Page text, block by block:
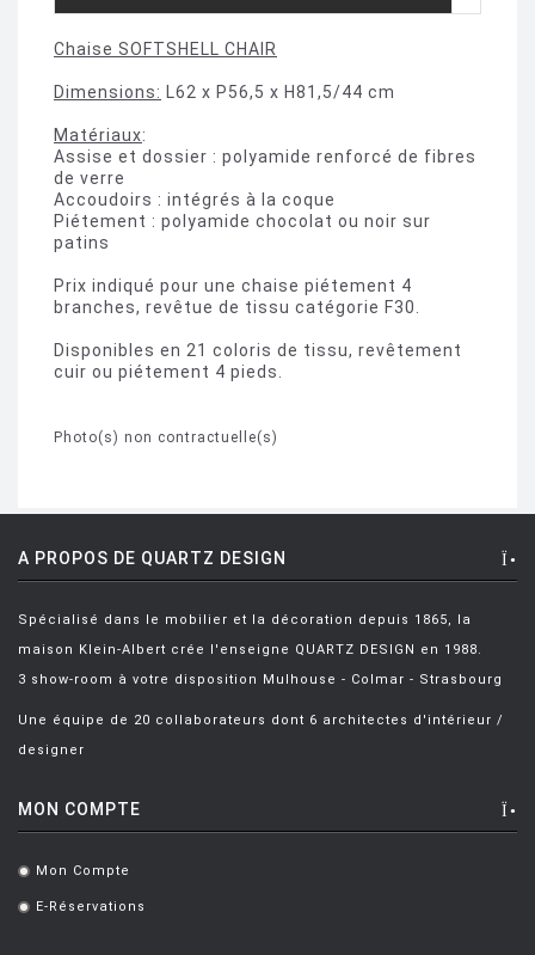
Chaise SOFTSHELL CHAIR
Dimensions: L62 x P56,5 x H81,5/44 cm
Matériaux:
Assise et dossier : polyamide renforcé de fibres
de verre
Accoudoirs : intégrés à la coque
Piétement : polyamide chocolat ou noir sur
patins
Prix indiqué pour une chaise piétement 4
branches, revêtue de tissu catégorie F30.
Disponibles en 21 coloris de tissu, revêtement
cuir ou piétement 4 pieds.
Photo(s) non contractuelle(s)
A PROPOS DE QUARTZ DESIGN
Spécialisé dans le mobilier et la décoration depuis 1865, la
maison Klein-Albert crée l'enseigne QUARTZ DESIGN en 1988.
3 show-room à votre disposition Mulhouse - Colmar - Strasbourg
Une équipe de 20 collaborateurs dont 6 architectes d'intérieur /
designer
MON COMPTE
. Mon Compte
. E-Réservations